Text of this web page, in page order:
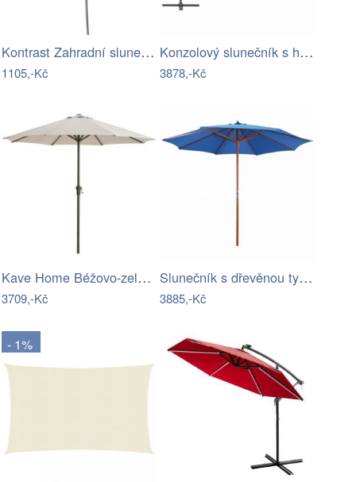
Kontrast Zahradní slunečník Denver 200…
1105,-Kč
Konzolový slunečník s hliníkovou tyčí Ø…
3878,-Kč
Kave Home Béžovo-zelený slunečník Milna…
3709,-Kč
Slunečník s dřevěnou tyčí Ø 300 cm…
3885,-Kč
- 1%